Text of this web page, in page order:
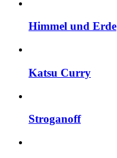
Himmel und Erde
Katsu Curry
Stroganoff